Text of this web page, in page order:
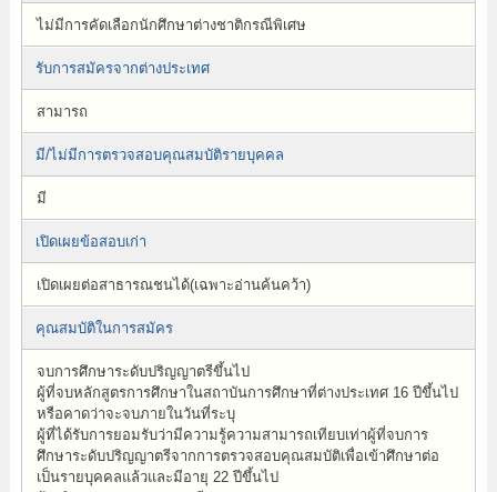
ไม่มีการคัดเลือกนักศึกษาต่างชาติกรณีพิเศษ
รับการสมัครจากต่างประเทศ
สามารถ
มี/ไม่มีการตรวจสอบคุณสมบัติรายบุคคล
มี
เปิดเผยข้อสอบเก่า
เปิดเผยต่อสาธารณชนได้(เฉพาะอ่านค้นคว้า)
คุณสมบัติในการสมัคร
จบการศึกษาระดับปริญญาตรีขึ้นไป
ผู้ที่จบหลักสูตรการศึกษาในสถาบันการศึกษาที่ต่างประเทศ 16 ปีขึ้นไป
หรือคาดว่าจะจบภายในวันที่ระบุ
ผู้ที่ได้รับการยอมรับว่ามีความรู้ความสามารถเทียบเท่าผู้ที่จบการ
ศึกษาระดับปริญญาตรีจากการตรวจสอบคุณสมบัติเพื่อเข้าศึกษาต่อ
เป็นรายบุคคลแล้วและมีอายุ 22 ปีขึ้นไป